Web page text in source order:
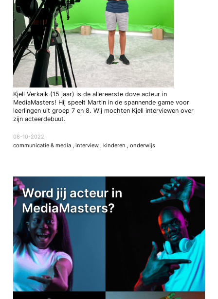
Kjell Verkaik (15 jaar) is de allereerste dove acteur in
MediaMasters! Hij speelt Martin in de spannende game voor
leerlingen uit groep 7 en 8. Wij mochten Kjell interviewen over
zijn acteerdebuut.
08-10-2022
communicatie & media
interview kinderen onderwijs
Word jij acteur in
MediaMasters?